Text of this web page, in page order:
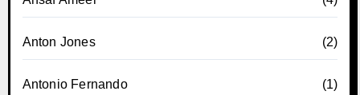
Anton Jones (2)
Antonio Fernando (1)